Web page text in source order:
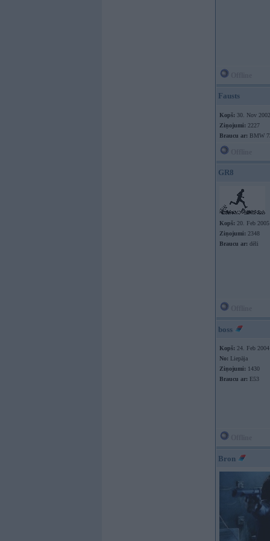
Fausts
Kopš: 30. Nov 2002
Ziņojumi: 2227
Braucu ar: BMW
GR8
Kopš: 20. Feb 2005
Ziņojumi: 2348
Braucu ar: dēli
boss
Kopš: 24. Feb 2004
No: Liepāja
Ziņojumi: 1430
Braucu ar: E53
Bron